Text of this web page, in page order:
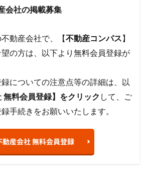
会社の掲載募集
動産会社で、【不動産コンパス 】
の方は、以下より無料会員登録が
についての注意点等の詳細は、以
無料会員登録】をクリック して、ご
手続きをお願いいたします。
動産会社 無料会員登録